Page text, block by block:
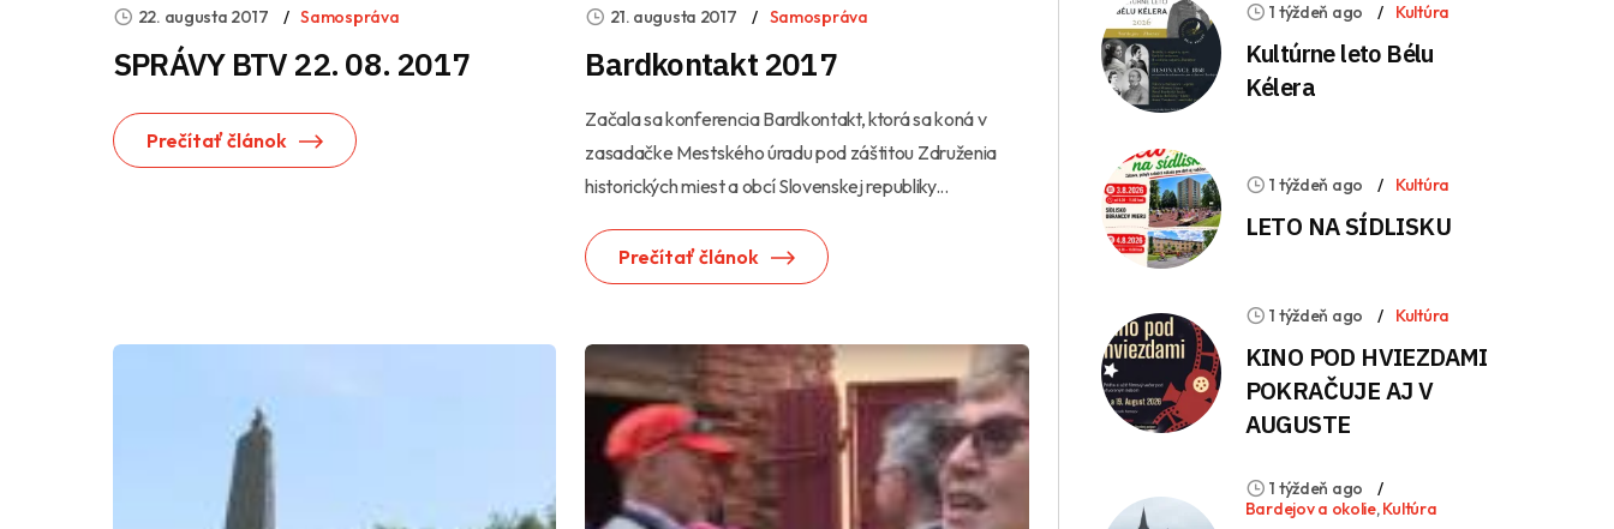
22. augusta 2017 Samospráva
SPRÁVY BTV 22. 08. 2017
Prečítať článok
21. augusta 2017 Samospráva
Bardkontakt 2017
Začala sa konferencia Bardkontakt, ktorá sa koná v
zasadačke Mestského úradu pod záštitou Združenia
historických miest a obcí Slovenskej republiky...
Prečítať článok
1 týždeň ago Kultúra
Kultúrne leto Bélu
Kélera
1 týždeň ago Kultúra
LETO NA SÍDLISKU
1 týždeň ago Kultúra
KINO POD HVIEZDAMI
POKRAČUJE AJ V
AUGUSTE
1 týždeň ago
Bardejov a okolie,Kultúra